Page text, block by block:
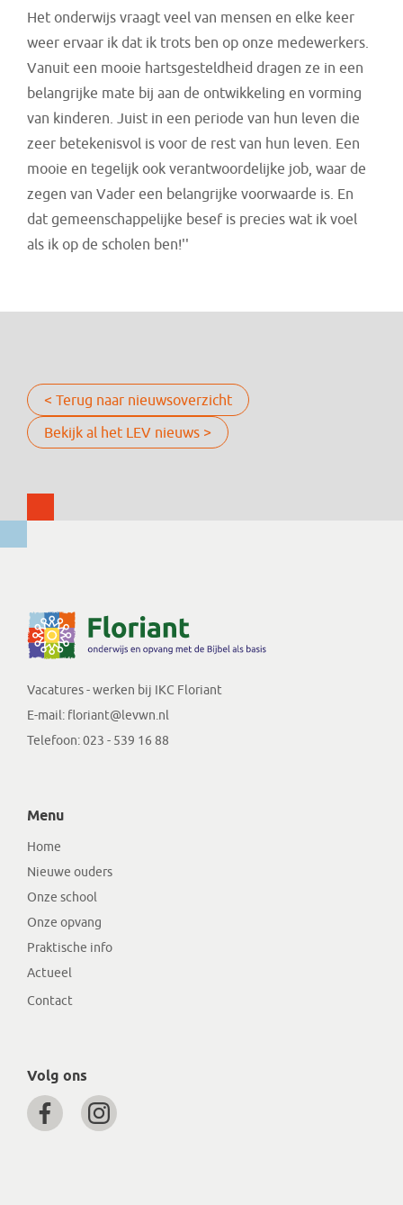
Het onderwijs vraagt veel van mensen en elke keer
weer ervaar ik dat ik trots ben op onze medewerkers.
Vanuit een mooie hartsgesteldheid dragen ze in een
belangrijke mate bij aan de ontwikkeling en vorming
van kinderen. Juist in een periode van hun leven die
zeer betekenisvol is voor de rest van hun leven. Een
mooie en tegelijk ook verantwoordelijke job, waar de
zegen van Vader een belangrijke voorwaarde is. En
dat gemeenschappelijke besef is precies wat ik voel
als ik op de scholen ben!''
< Terug naar nieuwsoverzicht
Bekijk al het LEV nieuws >
Vacatures - werken bij IKC Floriant
E-mail: floriant@levwn.nl
Telefoon:023 - 539 16 88
Menu
Home
Nieuwe ouders
Onze school
Onze opvang
Praktische info
Actueel
Contact
Volg ons